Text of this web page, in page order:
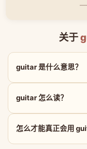
关于
guitar 是什么意思？
guitar 怎么读？
怎么才能真正会用